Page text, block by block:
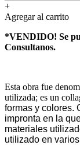
+
Agregar al carrito
*VENDIDO! Se
Consultanos.
Esta obra fue
utilizada; es un
formas y colores.
impronta en la
materiales
utilizado en